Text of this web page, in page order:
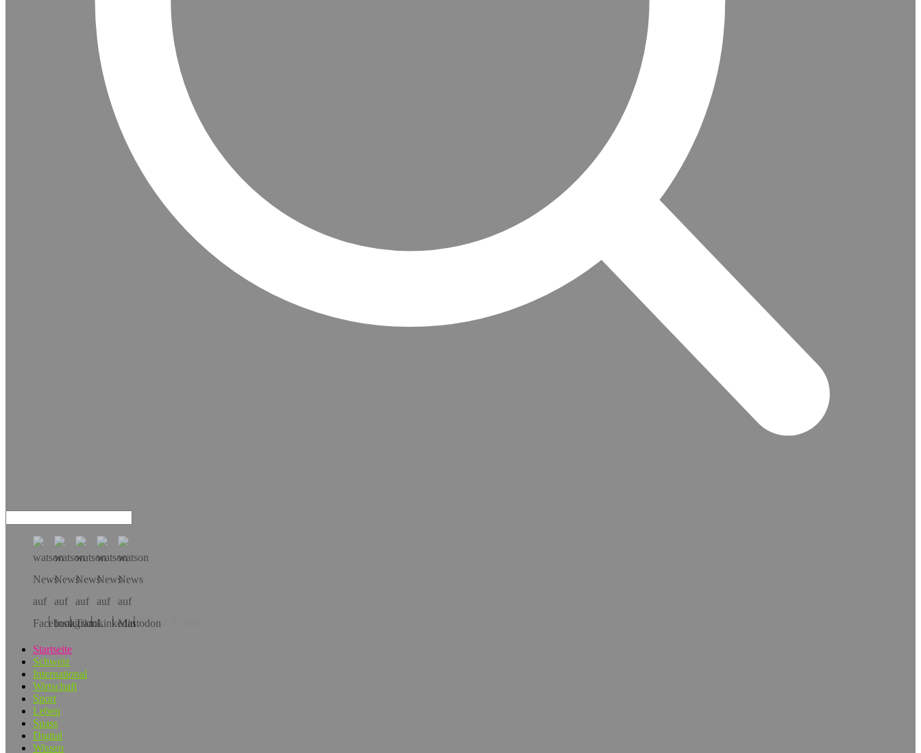
Hol dir die App!
Startseite
Schweiz
International
Wirtschaft
Sport
Leben
Spass
Digital
Wissen